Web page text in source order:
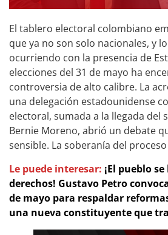
El tablero electoral colombiano
que ya no son solo nacionales, y
ocurriendo con la presencia de
elecciones del 31 de mayo ha
controversia de alto calibre. La
una delegación estadounidense
electoral, sumada a la llegada del
Bernie Moreno, abrió un debate
sensible. La soberanía del
Le puede interesar: ¡El pueblo
derechos! Gustavo Petro
de mayo para respaldar
una nueva constituyente que